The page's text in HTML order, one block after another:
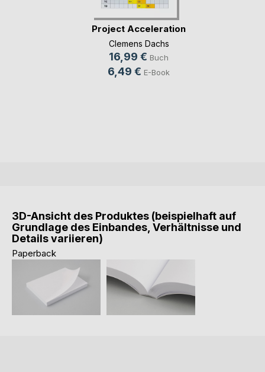
Project Acceleration
Clemens Dachs
16,99 € Buch
6,49 € E-Book
3D-Ansicht des Produktes (beispielhaft auf
Grundlage des Einbandes, Verhältnisse und
Details variieren)
Paperback